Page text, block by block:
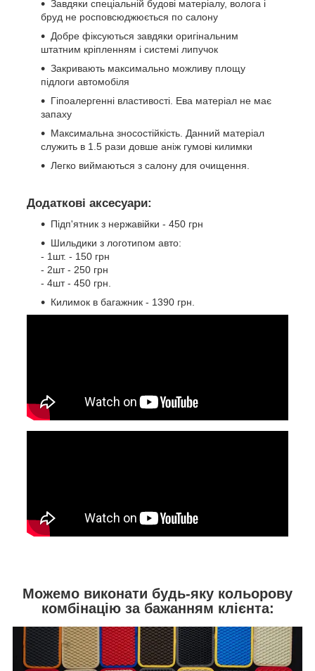
Завдяки спеціальній будові матеріалу, волога і
бруд не росповсюджюється по салону
Добре фіксуються завдяки оригінальним
штатним кріпленням і системі липучок
Закривають максимально можливу площу
підлоги автомобіля
Гіпоалергенні властивості. Ева матеріал не має
запаху
Максимальна зносостійкість. Данний матеріал
служить в 1.5 рази довше аніж гумові килимки
Легко виймаються з салону для очищення.
Додаткові аксесуари:
Підп'ятник з нержавійки - 450 грн
Шильдики з логотипом авто:
- 1шт. - 150 грн
- 2шт - 250 грн
- 4шт - 450 грн.
Килимок в багажник - 1390 грн.
Можемо виконати будь-яку кольорову
комбінацію за бажанням клієнта: